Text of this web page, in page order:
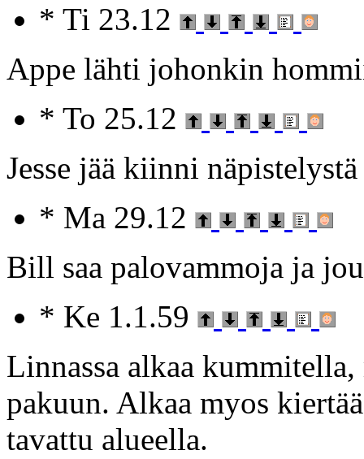
* Ti 23.12
Appe lähti johonkin
* To 25.12
Jesse jää kiinni
* Ma 29.12
Bill saa palovammoja ja
* Ke 1.1.59
Linnassa alkaa
pakuun. Alkaa myos
tavattu alueella.